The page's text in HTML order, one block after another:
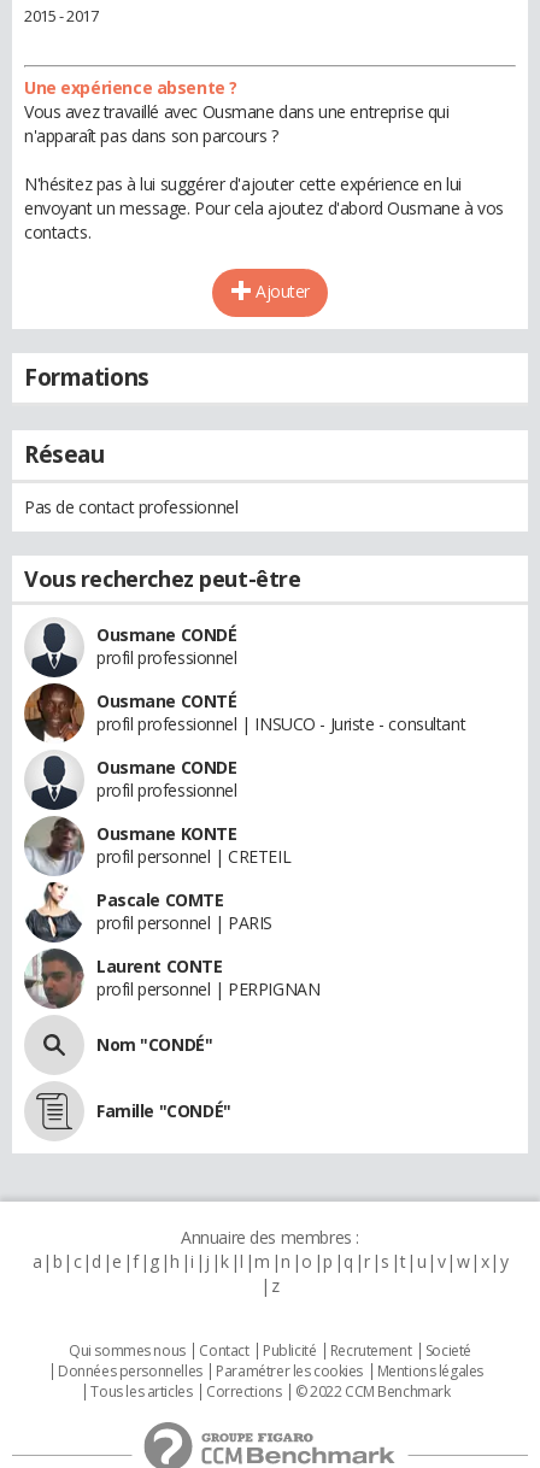
2015 - 2017
Une expérience absente ?
Vous avez travaillé avec Ousmane dans une entreprise qui
n'apparaît pas dans son parcours ?
N'hésitez pas à lui suggérer d'ajouter cette expérience en lui
envoyant un message. Pour cela ajoutez d'abord Ousmane à vos
contacts.
Ajouter
Formations
Réseau
Pas de contact professionnel
Vous recherchez peut-être
Ousmane CONDÉ
profil professionnel
Ousmane CONTÉ
profil professionnel | INSUCO - Juriste - consultant
Ousmane CONDE
profil professionnel
Ousmane KONTE
profil personnel | CRETEIL
Pascale COMTE
profil personnel | PARIS
Laurent CONTE
profil personnel | PERPIGNAN
Nom "CONDÉ"
Famille "CONDÉ"
Annuaire des membres :
a b c d e f g h i j k l m n o p q r s t u v w x y
z
Qui sommes nous Contact Publicité Recrutement
Societé
Données personnelles
Paramétrer les cookies
Mentions légales
Tous les articles
Corrections © 2022 CCM Benchmark